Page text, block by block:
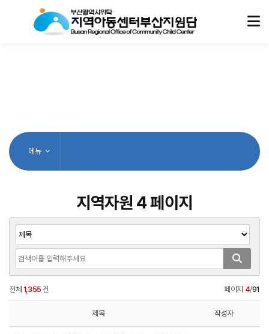
메뉴
지역자원 4 페이지
전체 1,355 건 페이지 4/91
제목 작성자